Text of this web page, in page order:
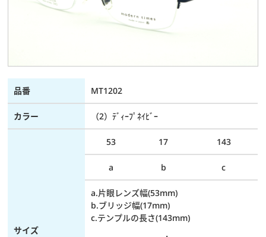
品番 MT1202
カラー （2）ﾃﾞｨｰﾌﾟﾈｲﾋﾞｰ
サイズ
53 17 143
a b c
a.片眼レンズ幅(53mm)
b.ブリッジ幅(17mm)
c.テンプルの長さ(143mm)